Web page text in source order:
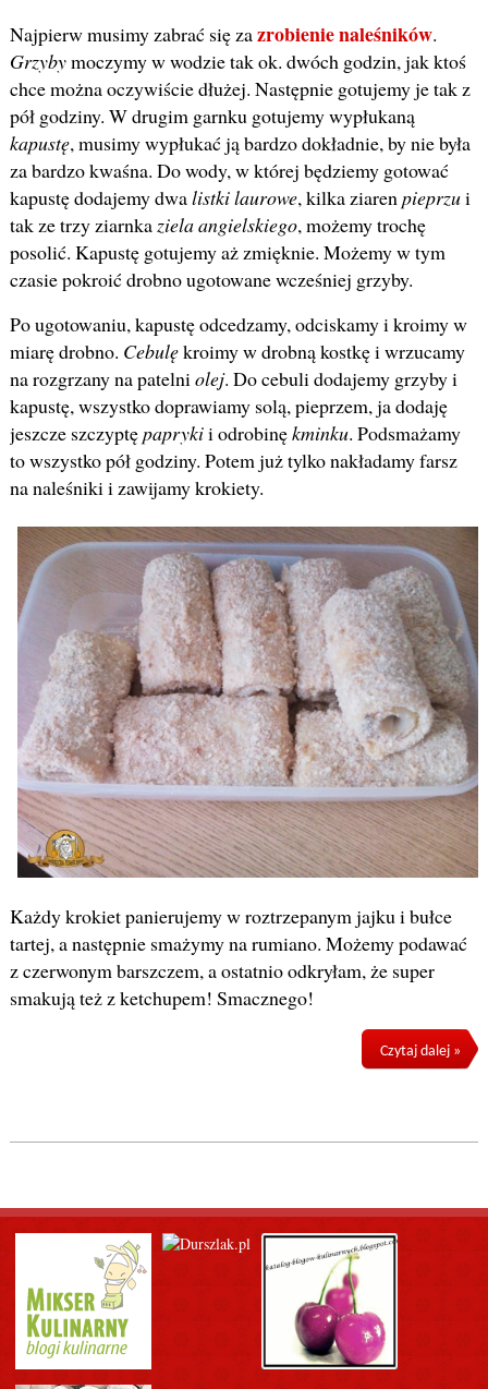
Najpierw musimy zabrać się zazrobienie naleśników.
Grzybymoczymy w wodzie tak ok. dwóch godzin, jak ktoś
chce można oczywiście dłużej. Następnie gotujemy je tak z
pół godziny. W drugim garnku gotujemy wypłukaną
kapustę, musimy wypłukać ją bardzo dokładnie, by nie była
za bardzo kwaśna. Do wody, w której będziemy gotować
kapustę dodajemy dwalistki laurowe, kilka ziaren pieprzui
tak ze trzy ziarnkaziela angielskiego, możemy trochę
posolić. Kapustę gotujemy aż zmięknie. Możemy w tym
czasie pokroić drobno ugotowane wcześniej grzyby.
Po ugotowaniu, kapustę odcedzamy, odciskamy i kroimy w
miarę drobno. Cebulękroimy w drobną kostkę i wrzucamy
na rozgrzany na patelni olej. Do cebuli dodajemy grzyby i
kapustę, wszystko doprawiamy solą, pieprzem, ja dodaję
jeszcze szczyptępaprykii odrobinękminku. Podsmażamy
to wszystko pół godziny. Potem już tylko nakładamy farsz
na naleśniki i zawijamy krokiety.
Każdy krokiet panierujemy w roztrzepanym jajku i bułce
tartej, a następnie smażymy na rumiano. Możemy podawać
z czerwonym barszczem, a ostatnio odkryłam, że super
smakują też z ketchupem! Smacznego!
Czytaj dalej »